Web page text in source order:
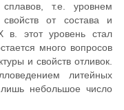
т.е. уровнем
от состава и
в. этот уровень стал
много вопросов
и свойств отливок.
литейных
небольшое число